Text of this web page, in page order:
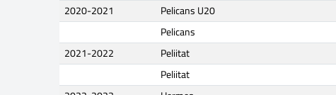
2020-2021
Pelicans U20
Pelicans
2021-2022
Peliitat
Peliitat